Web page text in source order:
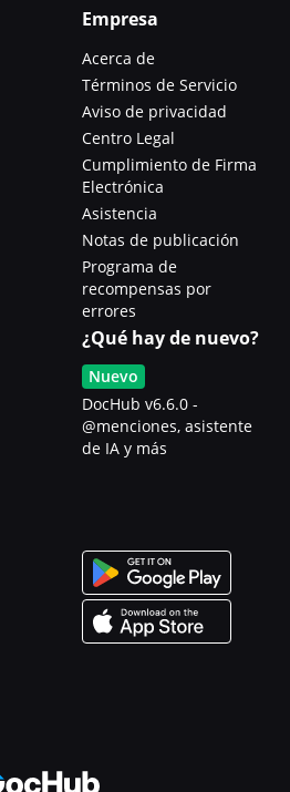
Empresa
Acerca de
Términos de Servicio
Aviso de privacidad
Centro Legal
Cumplimiento de Firma
Electrónica
Asistencia
Notas de publicación
Programa de
recompensas por
errores
¿Qué hay de nuevo?
Nuevo
DocHub v6.6.0 -
@menciones, asistente
de IA y más